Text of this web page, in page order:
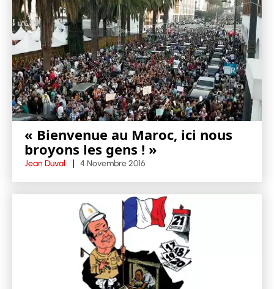
« Bienvenue au Maroc, ici nous
broyons les gens ! »
Jean Duval 4 Novembre 2016